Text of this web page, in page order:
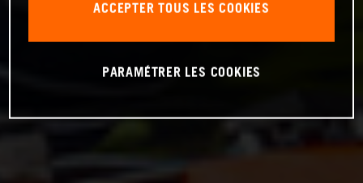
ACCEPTER TOUS LES COOKIES
PARAMÉTRER LES COOKIES